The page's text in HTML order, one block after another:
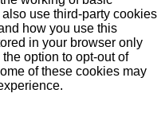
use third-party cookies
how you use this
in your browser only
option to opt-out of
of these cookies may